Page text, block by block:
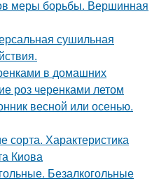
меры борьбы. Вершинная
сушильная
в домашних
роз черенками летом
весной или осенью.
сорта. Характеристика
Киова
Безалкогольные